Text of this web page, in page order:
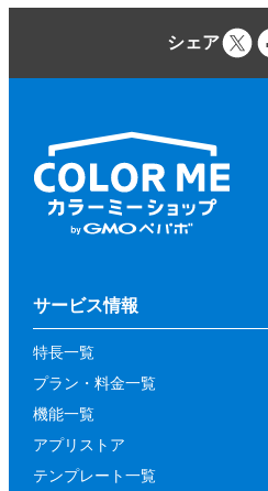
シェア
サービス情報
特長一覧
プラン・料金一覧
機能一覧
アプリストア
テンプレート一覧